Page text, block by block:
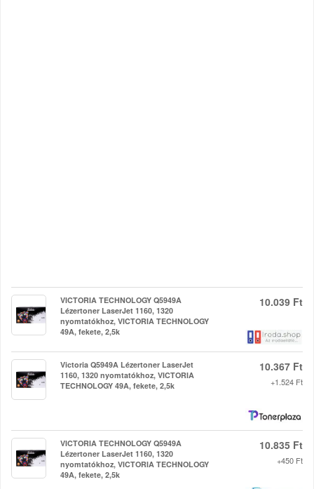
VICTORIA TECHNOLOGY Q5949A
Lézertoner LaserJet 1160, 1320
nyomtatókhoz, VICTORIA TECHNOLOGY
49A, fekete, 2,5k
10.039 Ft
Victoria Q5949A Lézertoner LaserJet
1160, 1320 nyomtatókhoz, VICTORIA
TECHNOLOGY 49A, fekete, 2,5k
10.367 Ft
+1.524 Ft
VICTORIA TECHNOLOGY Q5949A
Lézertoner LaserJet 1160, 1320
nyomtatókhoz, VICTORIA TECHNOLOGY
49A, fekete, 2,5k
10.835 Ft
+450 Ft